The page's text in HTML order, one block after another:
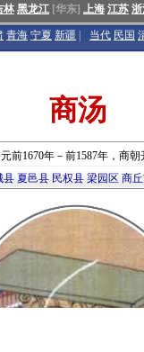
林 黑龙江 [华东] 上海 江苏
青海 宁夏 新疆 当代 民国
商汤
前1670年－前1587年，商
县 夏邑县 民权县 梁园区 商